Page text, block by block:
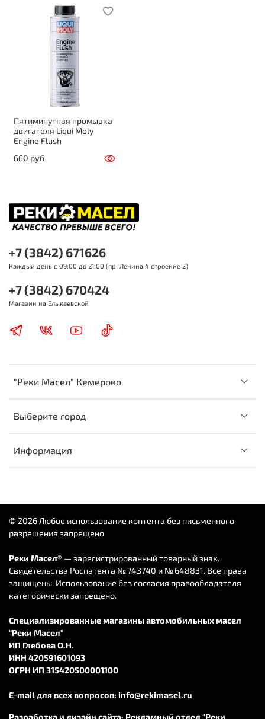
Пятиминутная промывка
двигателя Liqui Moly
Engine Flush
660 руб
"Реки Масел" Кемерово
Выберите город
Информация
+7 (3842) 671626
Каждый день с 09:00 до 21:00 (пр. Ленина 4 строение 2)
+7 (3842) 670424
Магазин на Елыкаевской
© 2026 Любое использование контента без письменного
разрешения запрещено
Реки Масел® — зарегистрированный товарный знак.
Свидетельства Роспатента № 743740 и № 648831. Все права
защищены. Использование без согласия правообладателя
категорически запрещено.
Специализированные магазины автомобильных масел
"Реки Масел"
ИП Глебова О.Н.
ИНН 420591601093
ОГРН ИП 315420500001100
E-mail для всех вопросов: info@rekimasel.ru